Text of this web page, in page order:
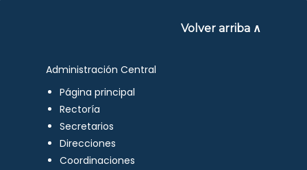
Volver arriba ∧
Administración Central
Página principal
Rectoría
Secretarios
Direcciones
Coordinaciones